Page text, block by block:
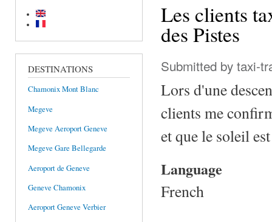
DESTINATIONS
Chamonix Mont Blanc
Megeve
Megeve Aeroport Geneve
Megeve Gare Bellegarde
Aeroport de Geneve
Geneve Chamonix
Aeroport Geneve Verbier
Les clients
des Pistes
Submitted by taxi-
Lors d'une
clients me
et que le soleil
Language
French